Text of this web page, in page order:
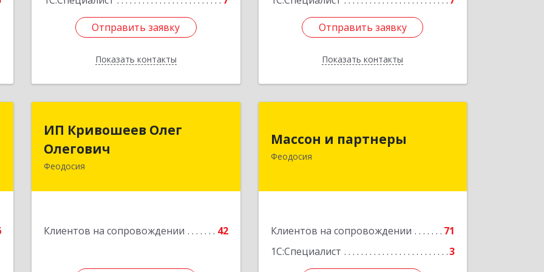
Отправить заявку
Показать контакты
Отправить заявку
Назад
Отправить заявку
Показать контакты
Отправить заявку
Назад
ИП Кривошеев Олег
Олегович
Феодосия
Клиентов на сопровождении 42
Олегович
Массон и партнеры
Феодосия
Клиентов на сопровождении
71
1С:Специалист
3
298112, Крым Респ, Феодосия г,
Подробнее